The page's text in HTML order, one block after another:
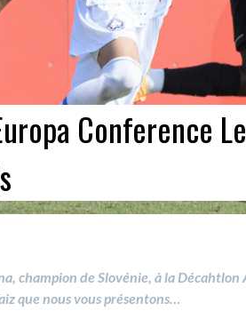
Conference
champion de Slovénie, à la Décahtlon
que nous vous présentons…